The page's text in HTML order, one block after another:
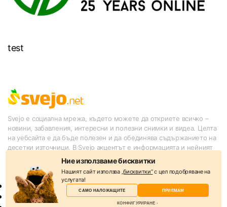
test
Svejo е социална мрежа, където можете да откриете всичко –
новини, забавления, интересни и полезни снимки и видеа. Целта
на уебсайта е да бъде полезен и да обединява съдържанието на
десетки източници. В Svejo акцентът е информацията и нейният
подбор от потребителите.
КАТЕГОРИИ
Новини
Слухове
Ние използваме бисквитки
Нашият сайт използва „бисквитки“с цел подобряване на
услугата!
САМО НАЛОЖАЩИТЕ ПРИЕМАМ
КОНФИГУРИРАНЕ